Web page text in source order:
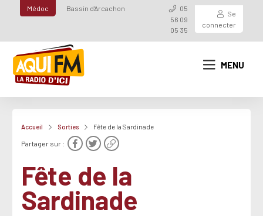
Médoc Bassin d'Arcachon
05
56 09
05 35
Se
connecter
MENU
Accueil Sorties Fête de la Sardinade
Partager sur :
Fête de la
Sardinade